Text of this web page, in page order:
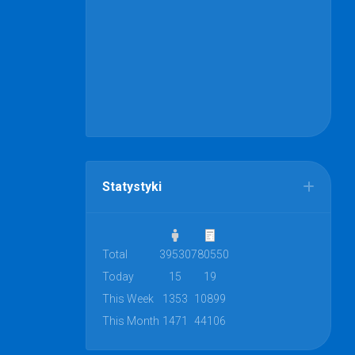
Statystyki
Total 39530780550
Today
15
19
This Week
1353
10899
This Month 1471 44106